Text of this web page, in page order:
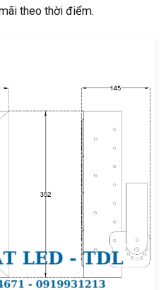
theo thời điểm.